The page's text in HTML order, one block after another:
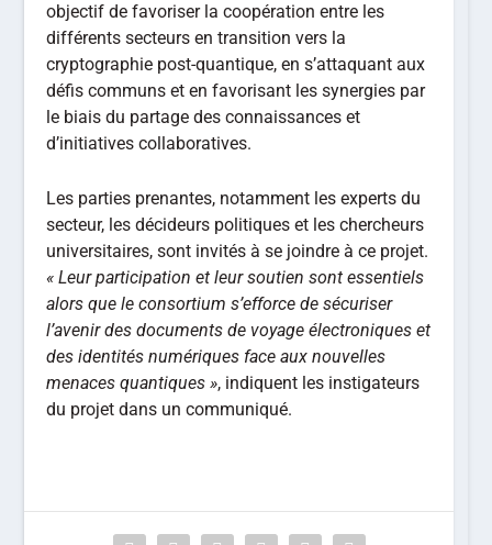
objectif de favoriser la coopération entre les
différents secteurs en transition vers la
cryptographie post-quantique, en s’attaquant aux
défis communs et en favorisant les synergies par
le biais du partage des connaissances et
d’initiatives collaboratives.
Les parties prenantes, notamment les experts du
secteur, les décideurs politiques et les chercheurs
universitaires, sont invités à se joindre à ce projet.
« Leur participation et leur soutien sont essentiels
alors que le consortium s’efforce de sécuriser
l’avenir des documents de voyage électroniques et
des identités numériques face aux nouvelles
menaces quantiques », indiquent les instigateurs
du projet dans un communiqué.